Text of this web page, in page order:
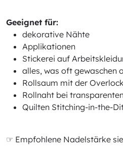
Geeignet für:
dekorative Nähte
Applikationen
Stickerei auf
alles, was oft gewaschen
Rollsaum mit der
Rollnaht bei
Quilten Stitching-in-the-
☞ Empfohlene Nadelstärke